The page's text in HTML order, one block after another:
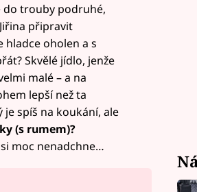
do trouby podruhé,
připravit
hladce oholen a s
Skvělé jídlo, jenže
malé – a na
lepší než ta
spíš na koukání, ale
(s rumem)?
moc nenadchne…